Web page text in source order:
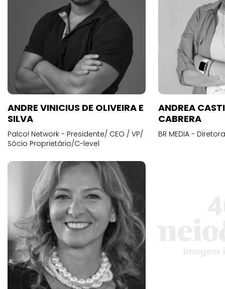
ANDRE VINICIUS DE OLIVEIRA E
SILVA
Palco! Network - Presidente/ CEO / VP/
Sócio Proprietário/C-level
ANDREA
CABRERA
BR MEDIA -